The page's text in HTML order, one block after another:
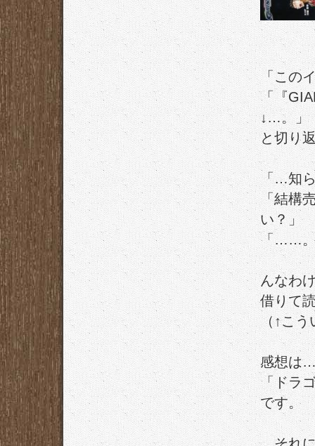
「この
「『
↓…。」
と切り
「…知
「結構
い？」
「……
んなわ
借りて
（↑こう
感想は
「ドラ
です。